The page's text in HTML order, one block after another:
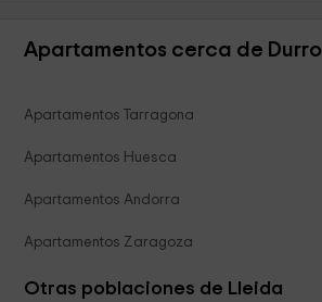
Apartamentos cerca de Durro
Apartamentos Tarragona
Apartamentos Huesca
Apartamentos Andorra
Apartamentos Zaragoza
Otras poblaciones de Lleida